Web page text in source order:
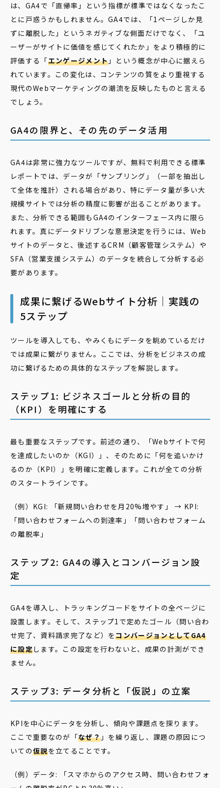
は、GA4で「直帰率」という指標が標準ではなくなったこ
とに戸惑うかもしれません。GA4では、「1ページしか見
ずに離脱した」というネガティブな側面だけでなく、「ユ
ーザーがサイトに価値を感じてくれたか」をより積極的に
評価する「エンゲージメント 」という概念が中心に据えら
れています。この変化は、コンテンツの質をより重視する
現代のWebマーケティングの潮流を反映したものと言える
でしょう。
GA4の限界と、その先のデータ活用
GA4は非常に強力なツールですが、無料で利用できる標準
レポートでは、データが「サンプリング」（一部を抽出し
て全体を推計）される場合があり、特にデータ量が多い大
規模サイトでは分析の精度に影響が出ることがあります。
また、分析できる範囲もGA4のインターフェース内に限ら
れます。真にデータドリブンな意思決定を行うには、Web
サイトのデータと、後述するCRM（顧客管理システム）や
SFA（営業支援システム）のデータを統合して分析する必
要があります。
成果に繋げるWebサイト分析｜実践の
5ステップ
ツールを導入しても、やみくもにデータを眺めているだけ
では成果に繋がりません。ここでは、分析をビジネスの成
功に繋げるための具体的なステップを解説します。
ステップ1: ビジネスゴールと分析の目的
（KPI）を明確にする
最も重要なステップです。前述の通り、「Webサイトで何
を達成したいのか（KGI）」、そのために「何を追いかけ
るのか（KPI）」を明確に定義します。これが全ての分析
のスタートラインです。
（例）KGI: 「新規問い合わせを月20%増やす」 → KPI:
「問い合わせフォームへの到達率」「問い合わせフォーム
の離脱率」
ステップ2: GA4の導入とコンバージョン設
定
GA4を導入し、トラッキングコードをサイトの全ページに
設置します。そして、ステップ1で定めたゴール（問い合わ
せ完了、資料請求完了など）をコンバージョンとしてGA4
に設定します。この設定を行わないと、成果の計測ができ
ません。
ステップ3: データ分析と「仮説」の立案
KPIを中心にデータを分析し、傾向や課題点を探ります。
ここで重要なのが「なぜ？」を繰り返し、課題の原因につ
いての仮説を立てることです。
（例）データ: 「スマホからのアクセス時、問い合わせフォ